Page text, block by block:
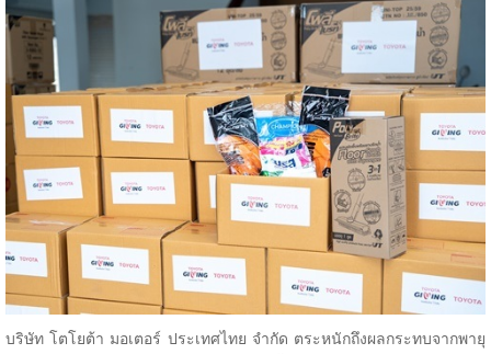
บริษัท โตโยต้า มอเตอร์ ประเทศไทย จำกัด ตระหนักถึงผลกระทบจากพายุ